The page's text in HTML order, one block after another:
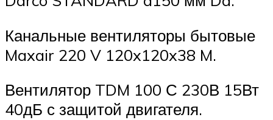
Канальные вентиляторы бытовые
Maxair 220 V 120x120x38 M.
Вентилятор TDM 100 С 230В 15Вт
40дБ с защитой двигателя.